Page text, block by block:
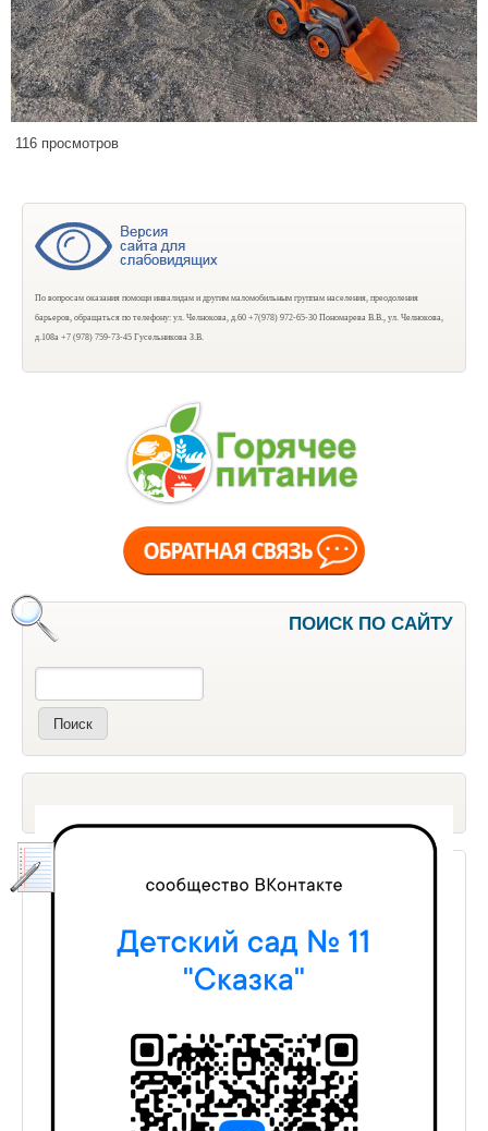
116 просмотров
По вопросам оказания помощи инвалидам и другим маломобильным группам населения, преодоления
барьеров, обращаться по телефону: ул. Челнокова, д.60 +7(978) 972-65-30 Пономарева В.В., ул. Челнокова,
д.108а +7 (978) 759-73-45 Гусельникова З.В.
ПОИСК ПО САЙТУ
Поиск